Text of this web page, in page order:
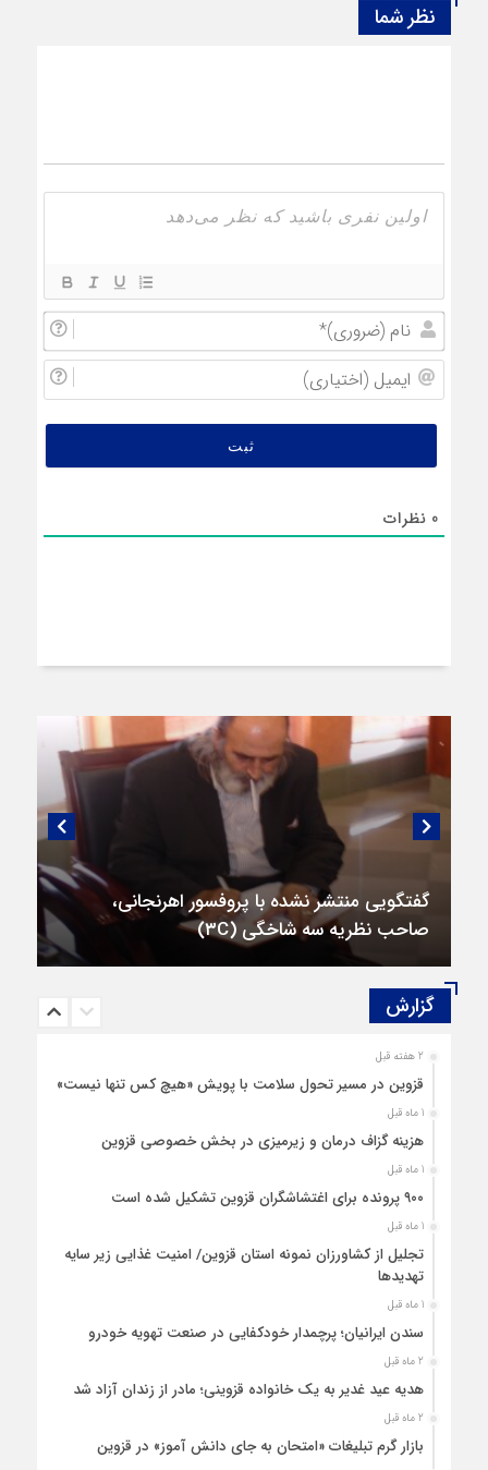
نظر شما
0 نظرات
گفتگویی منتشر نشده با پروفسور اهرنجانی،
صاحب نظریه سه‌ شاخگی (۳C)
گزارش‌
2 هفته قبل
قزوین در مسیر تحول سلامت با پویش «هیچ‌ کس تنها نیست»
1 ماه قبل
هزینه‌ گزاف درمان و زیرمیزی در بخش خصوصی قزوین
1 ماه قبل
۹۰۰ پرونده برای اغتشاشگران قزوین تشکیل شده است
1 ماه قبل
تجلیل از کشاورزان نمونه استان قزوین/ امنیت غذایی زیر سایه
تهدیدها
1 ماه قبل
سندن ایرانیان؛ پرچمدار خودکفایی در صنعت تهویه خودرو
2 ماه قبل
هدیه عید غدیر به یک خانواده قزوینی؛ مادر از زندان آزاد شد
2 ماه قبل
بازار گرم تبلیغات «امتحان به جای دانش‌ آموز» در قزوین